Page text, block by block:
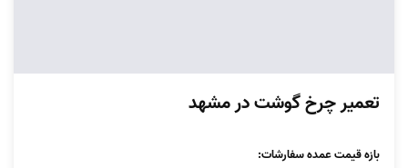
تعمیر چرخ گوشت در مشهد
بازه قیمت عمده سفارشات: